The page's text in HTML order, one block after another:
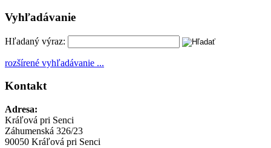
Vyhľadávanie
Hľadaný výraz:
rozšírené vyhľadávanie ...
Kontakt
Adresa:
Kráľová pri Senci
Záhumenská 326/23
90050 Kráľová pri Senci